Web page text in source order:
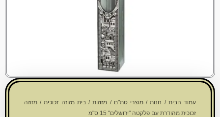
עמוד הבית / חנות/מוצרי סת"ם / מזוזות/בית מזוזה זכוכית/ מזוזה
זכוכית מהודרת עם פלקטה "ירושלים" 15 ס"מ